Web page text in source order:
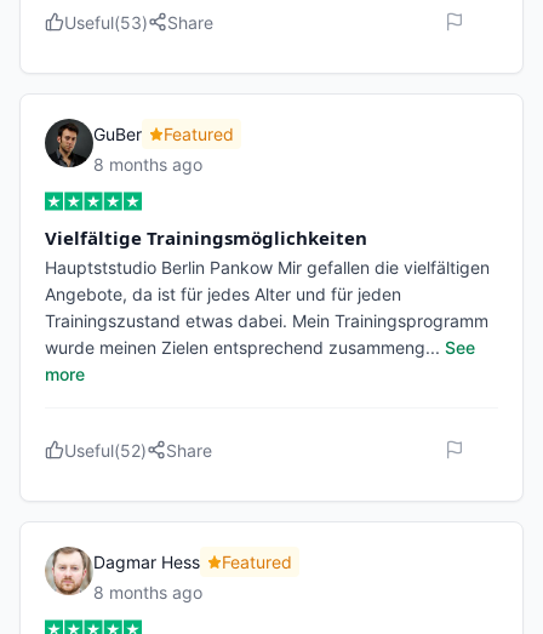
Useful(53) Share
GuBer
Featured
8 months ago
Vielfältige Trainingsmöglichkeiten
Hauptststudio Berlin Pankow Mir gefallen die vielfältigen
Angebote, da ist für jedes Alter und für jeden
Trainingszustand etwas dabei. Mein Trainingsprogramm
wurde meinen Zielen entsprechend zusammeng... See
more
Useful(52) Share
Dagmar Hess
Featured
8 months ago